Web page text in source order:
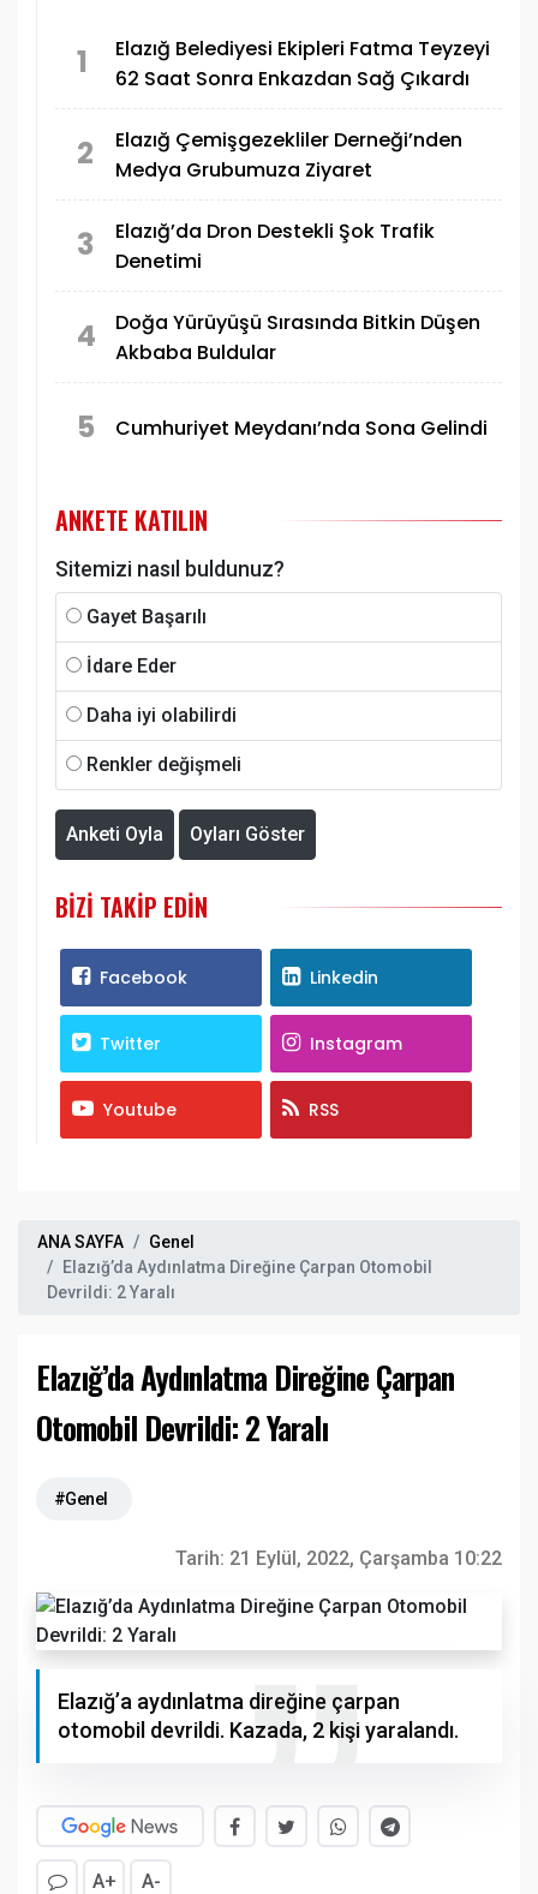
1
Elazığ Belediyesi Ekipleri Fatma Teyzeyi
62 Saat Sonra Enkazdan Sağ Çıkardı
2
Elazığ Çemişgezekliler Derneği’nden
Medya Grubumuza Ziyaret
3
Elazığ’da Dron Destekli Şok Trafik
Denetimi
4
Doğa Yürüyüşü Sırasında Bitkin Düşen
Akbaba Buldular
5 Cumhuriyet Meydanı’nda Sona Gelindi
ANKETE KATILIN
Sitemizi nasıl buldunuz?
Gayet Başarılı
İdare Eder
Daha iyi olabilirdi
Renkler değişmeli
Anketi Oyla Oyları Göster
BIZI TAKIP EDIN
Facebook Linkedin
Twitter Instagram
Youtube RSS
ANA SAYFA
Genel
Elazığ’da Aydınlatma Direğine Çarpan Otomobil
Devrildi: 2 Yaralı
Elazığ’da Aydınlatma Direğine Çarpan
Otomobil Devrildi: 2 Yaralı
#Genel
Tarih: 21 Eylül, 2022, Çarşamba 10:22
Elazığ’a aydınlatma direğine çarpan
otomobil devrildi. Kazada, 2 kişi yaralandı.
A+ A-